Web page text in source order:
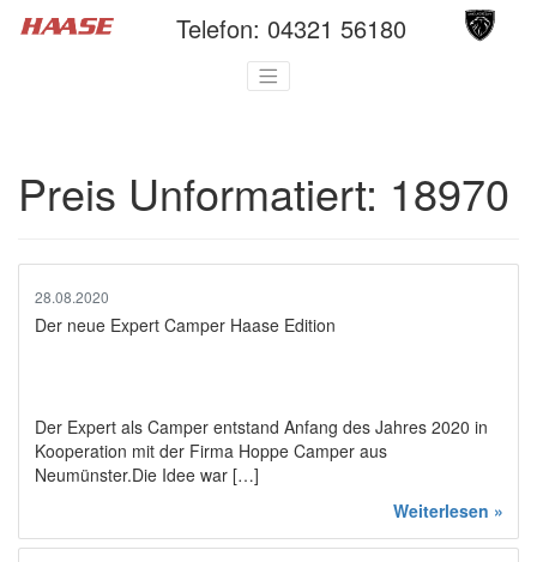
Telefon: 04321 56180
Preis Unformatiert: 18970
28.08.2020
Der neue Expert Camper Haase Edition
Der Expert als Camper entstand Anfang des Jahres 2020 in
Kooperation mit der Firma Hoppe Camper aus
Neumünster.Die Idee war […]
Weiterlesen »